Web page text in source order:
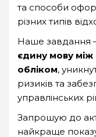
та способи
різних типів
Наше завдання
єдину мову між
обліком,
ризиків та
управлінських
Запрошую до
найкраще